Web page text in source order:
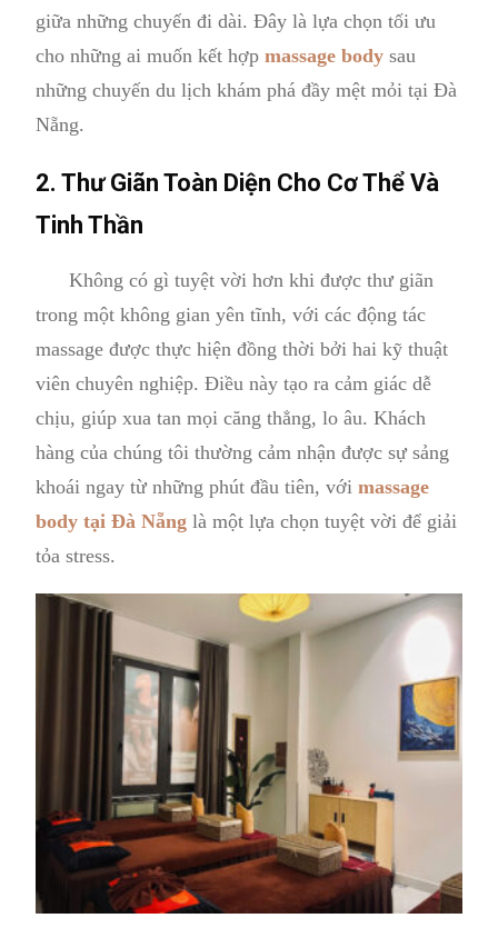
giữa những chuyến đi dài. Đây là lựa chọn tối ưu
cho những ai muốn kết hợp massage body sau
những chuyến du lịch khám phá đầy mệt mỏi tại Đà
Nẵng.
2. Thư Giãn Toàn Diện Cho Cơ Thể Và
Tinh Thần
Không có gì tuyệt vời hơn khi được thư giãn
trong một không gian yên tĩnh, với các động tác
massage được thực hiện đồng thời bởi hai kỹ thuật
viên chuyên nghiệp. Điều này tạo ra cảm giác dễ
chịu, giúp xua tan mọi căng thẳng, lo âu. Khách
hàng của chúng tôi thường cảm nhận được sự sảng
khoái ngay từ những phút đầu tiên, với massage
body tại Đà Nẵng là một lựa chọn tuyệt vời để giải
tỏa stress.